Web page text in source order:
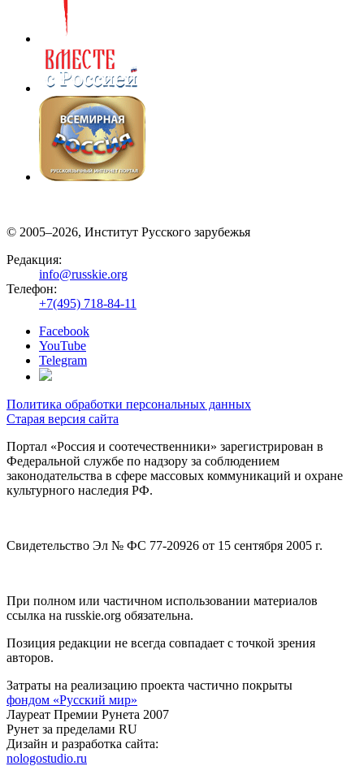
© 2005–2026, Институт Русского зарубежья
Редакция:
info@russkie.org
Телефон:
+7(495) 718-84-11
Facebook
YouTube
Telegram
Политика обработки персональных данных
Старая версия сайта
Портал «Россия и соотечественники» зарегистрирован в
Федеральной службе по надзору за соблюдением
законодательства в сфере массовых коммуникаций и охране
культурного наследия РФ.
Свидетельство Эл № ФС 77-20926 от 15 сентября 2005 г.
При полном или частичном использовании материалов
ссылка на russkie.org обязательна.
Позиция редакции не всегда совпадает с точкой зрения
авторов.
Затраты на реализацию проекта частично покрыты
фондом «Русский мир»
Лауреат Премии Рунета 2007
Рунет за пределами RU
Дизайн и разработка сайта:
nologostudio.ru